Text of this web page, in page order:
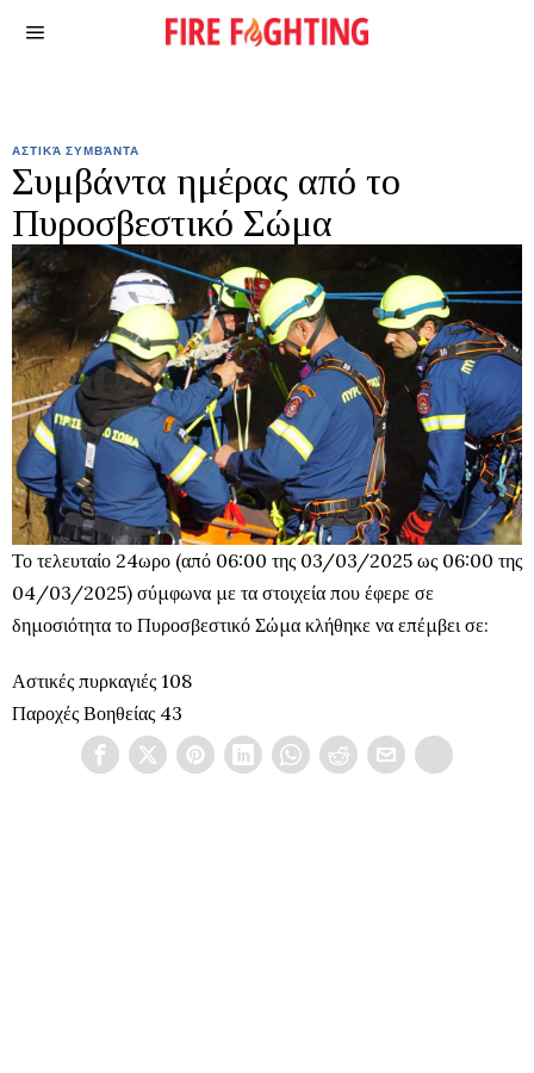
ΑΣΤΙΚΆ ΣΥΜΒΆΝΤΑ
Συμβάντα ημέρας από το
Πυροσβεστικό Σώμα
Το τελευταίο 24ωρο (από 06:00 της 03/03/2025 ως 06:00 της
04/03/2025) σύμφωνα με τα στοιχεία που έφερε σε
δημοσιότητα το Πυροσβεστικό Σώμα κλήθηκε να επέμβει σε:
Αστικές πυρκαγιές 108
Παροχές Βοηθείας 43